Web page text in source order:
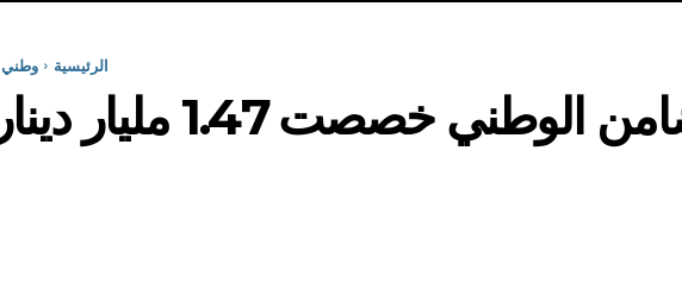
الرئيسية وطني
خصصت 1.47 مليار دينار لمنحة رمضان